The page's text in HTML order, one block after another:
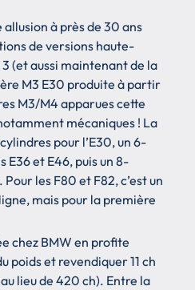
allusion à près de 30 ans
de versions haute-
(et aussi maintenant de la
M3 E30 produite à partir
M3/M4 apparues cette
mécaniques ! La
pour l’E30, un 6-
E36 et E46, puis un 8-
les F80 et F82, c’est un
mais pour la première
chez BMW en profite
poids et revendiquer 11 ch
lieu de 420 ch). Entre la